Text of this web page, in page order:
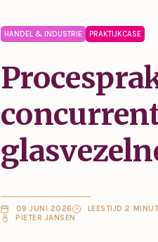
HANDEL & INDUSTRIE PRAKTIJKCASE
09 JUNI 2026
LEESTIJD 2
PIETER JANSEN